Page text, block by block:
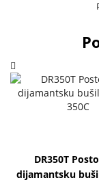
DR350T
dijamantsku